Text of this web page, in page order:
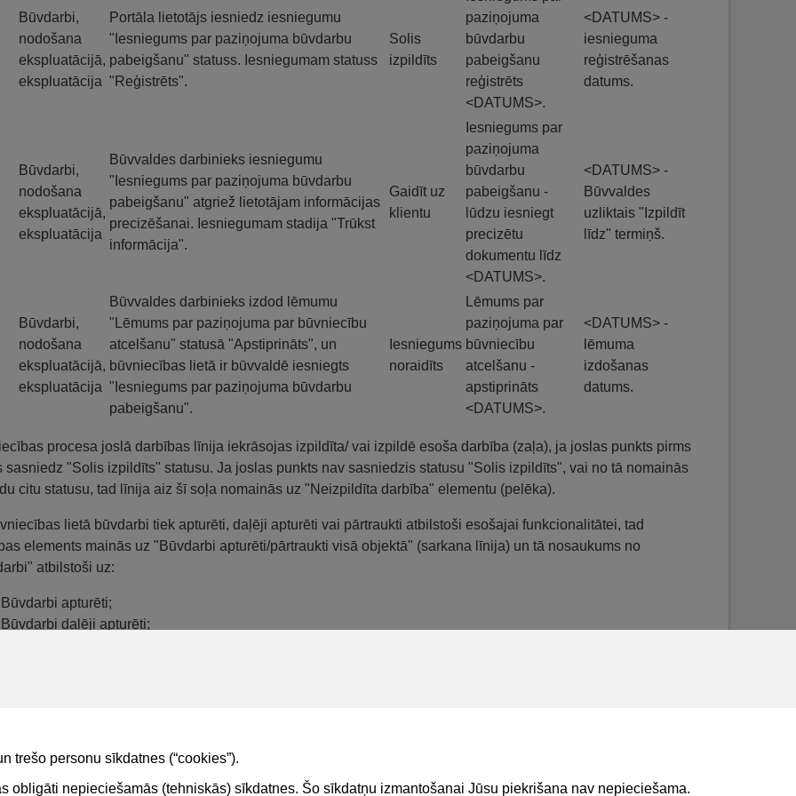
trešo personu sīkdatnes (“cookies”).
obligāti nepieciešamās (tehniskās) sīkdatnes. Šo sīkdatņu izmantošanai Jūsu piekrišana nav nepieciešama.
Būvdarbi,
nodošana
ekspluatācijā,
ekspluatācija
Portāla lietotājs iesniedz iesniegumu
"Iesniegums par paziņojuma būvdarbu
pabeigšanu" statuss. Iesniegumam statuss
"Reģistrēts".
Solis
izpildīts
paziņojuma
būvdarbu
pabeigšanu
reģistrēts
<DATUMS>.
<DATUMS> -
iesnieguma
reģistrēšanas
datums.
Būvdarbi,
nodošana
ekspluatācijā,
ekspluatācija
Būvvaldes darbinieks iesniegumu
"Iesniegums par paziņojuma būvdarbu
pabeigšanu" atgriež lietotājam informācijas
precizēšanai. Iesniegumam stadija "Trūkst
informācija".
Gaidīt uz
klientu
Iesniegums par
paziņojuma
būvdarbu
pabeigšanu -
lūdzu iesniegt
precizētu
dokumentu līdz
<DATUMS>.
<DATUMS> -
Būvvaldes
uzliktais "Izpildīt
līdz" termiņš.
Būvdarbi,
nodošana
ekspluatācijā,
ekspluatācija
Būvvaldes darbinieks izdod lēmumu
"Lēmums par paziņojuma par būvniecību
atcelšanu" statusā "Apstiprināts", un
būvniecības lietā ir būvvaldē iesniegts
"Iesniegums par paziņojuma būvdarbu
pabeigšanu".
Iesniegums
noraidīts
Lēmums par
paziņojuma par
būvniecību
atcelšanu -
apstiprināts
<DATUMS>.
<DATUMS> -
lēmuma
izdošanas
datums.
procesa joslā darbības līnija iekrāsojas izpildīta/ vai izpildē esoša darbība (zaļa), ja joslas punkts pirms
sasniedz "Solis izpildīts" statusu. Ja joslas punkts nav sasniedzis statusu "Solis izpildīts", vai no tā nomainās
citu statusu, tad līnija aiz šī soļa nomainās uz "Neizpildīta darbība" elementu (pelēka).
lietā būvdarbi tiek apturēti, daļēji apturēti vai pārtraukti atbilstoši esošajai funkcionalitātei, tad
elements mainās uz "Būvdarbi apturēti/pārtraukti visā objektā" (sarkana līnija) un tā nosaukums no
atbilstoši uz:
Būvdarbi apturēti;
Būvdarbi daļēji apturēti;